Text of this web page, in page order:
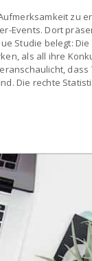
zu
Events. Dort
Studie belegt:
als all ihre
Die rechte